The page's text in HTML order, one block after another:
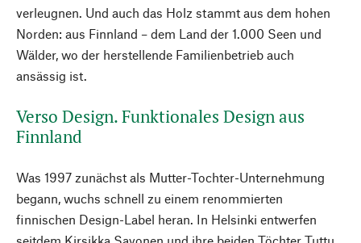
verleugnen. Und auch das Holz stammt aus dem hohen
Norden: aus Finnland – dem Land der 1.000 Seen und
Wälder, wo der herstellende Familienbetrieb auch
ansässig ist.
Verso Design. Funktionales Design aus
Finnland
Was 1997 zunächst als Mutter-Tochter-Unternehmung
begann, wuchs schnell zu einem renommierten
finnischen Design-Label heran. In Helsinki entwerfen